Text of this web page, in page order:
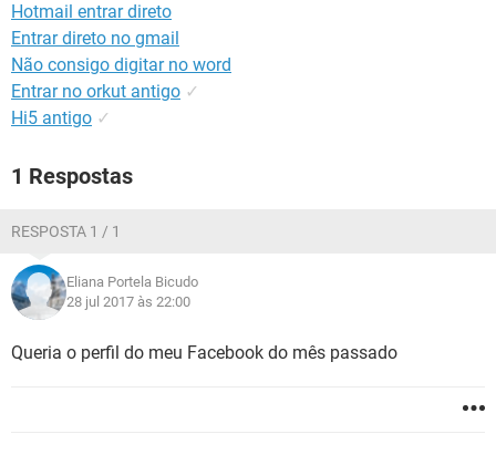
Hotmail entrar direto
Entrar direto no gmail
Não consigo digitar no word
Entrar no orkut antigo ✓
Hi5 antigo ✓
1 Respostas
RESPOSTA 1 / 1
Eliana Portela Bicudo
28 jul 2017 às 22:00
Queria o perfil do meu Facebook do mês passado